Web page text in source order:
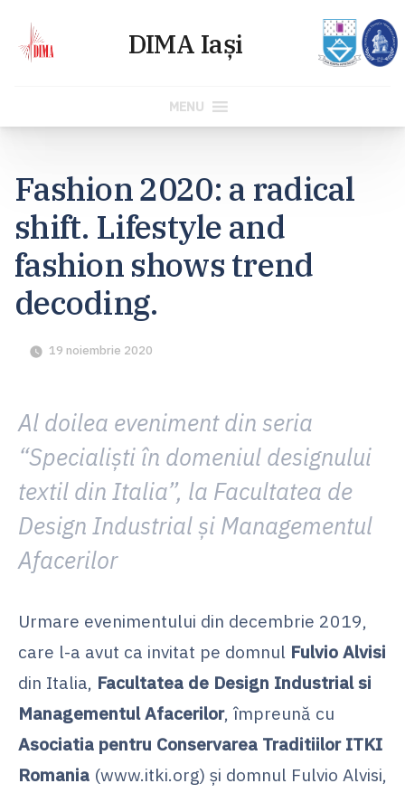
content
MENU
Fashion 2020: a radical
shift. Lifestyle and
fashion shows trend
decoding.
19 noiembrie 2020
Al doilea eveniment din seria
“Specialiști în domeniul designului
textil din Italia”, la Facultatea de
Design Industrial și Managementul
Afacerilor
Urmare evenimentului din decembrie 2019,
care l-a avut ca invitat pe domnul Fulvio Alvisi
din Italia, Facultatea de Design Industrial si
Managementul Afacerilor, împreună cu
Asociatia pentru Conservarea Traditiilor ITKI
Romania (www.itki.org) și domnul Fulvio Alvisi,